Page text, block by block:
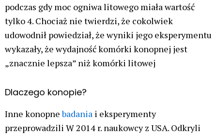
podczas gdy moc ogniwa litowego miała wartość
tylko 4. Chociaż nie twierdzi, że cokolwiek
udowodnił powiedział, że wyniki jego eksperymentu
wykazały, że wydajność komórki konopnej jest
„znacznie lepsza” niż komórki litowej
Dlaczego konopie?
Inne konopnebadania i eksperymenty
przeprowadzili W 2014 r. naukowcy z USA. Odkryli